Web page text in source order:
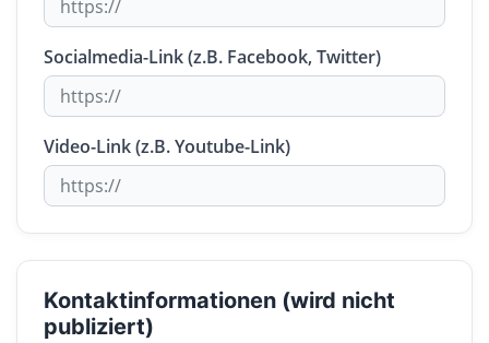
Socialmedia-Link (z.B. Facebook, Twitter)
Video-Link (z.B. Youtube-Link)
Kontaktinformationen (wird nicht
publiziert)